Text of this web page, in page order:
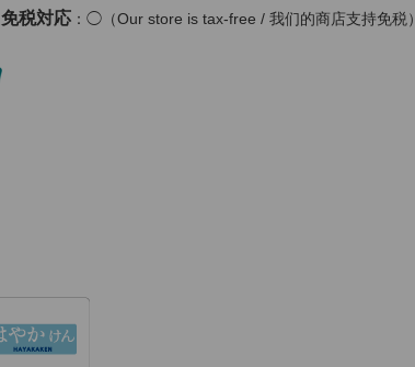
免税対応 ：◯（Our store is tax-free / 我们的商店支持免税）